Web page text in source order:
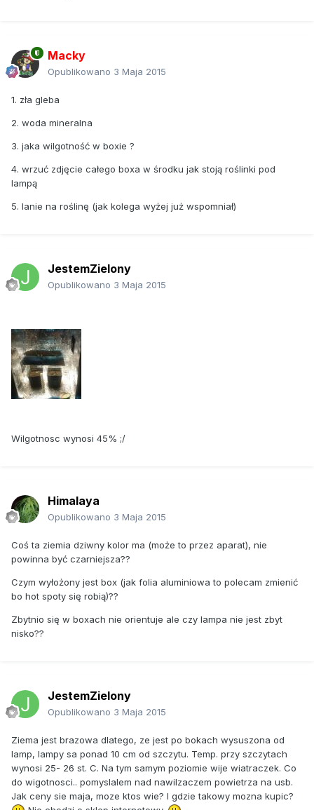
Macky
Opublikowano 3 Maja 2015
1. zła gleba
2. woda mineralna
3. jaka wilgotność w boxie ?
4. wrzuć zdjęcie całego boxa w środku jak stoją roślinki pod
lampą
5. lanie na roślinę (jak kolega wyżej już wspomniał)
JestemZielony
Opublikowano 3 Maja 2015
Wilgotnosc wynosi 45% ;/
Himalaya
Opublikowano 3 Maja 2015
Coś ta ziemia dziwny kolor ma (może to przez aparat), nie
powinna być czarniejsza??
Czym wyłożony jest box (jak folia aluminiowa to polecam zmienić
bo hot spoty się robią)??
Zbytnio się w boxach nie orientuje ale czy lampa nie jest zbyt
nisko??
JestemZielony
Opublikowano 3 Maja 2015
Ziema jest brazowa dlatego, ze jest po bokach wysuszona od
lamp, lampy sa ponad 10 cm od szczytu. Temp. przy szczytach
wynosi 25- 26 st. C. Na tym samym poziomie wije wiatraczek. Co
do wigotnosci.. pomyslalem nad nawilzaczem powietrza na usb.
Jak ceny sie maja, moze ktos wie? I gdzie takowy mozna kupic?